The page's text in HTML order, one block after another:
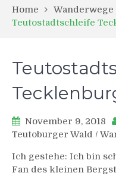
Home
Wanderwege
Teutostadtschleife
November 9, 2018
Teutoburger Wald /
Ich gestehe: Ich bin
Fan des kleinen